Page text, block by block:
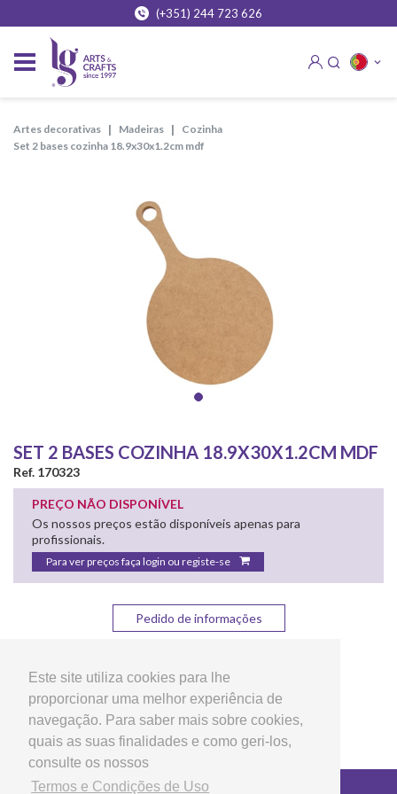
Este site utiliza cookies para lhe
proporcionar uma melhor experiência de
navegação. Para saber mais sobre cookies,
quais as suas finalidades e como geri-los,
consulte os nossos
Termos e Condições de Uso
(+351) 244 723 626
artes decorativas madeiras
cozinha
set 2 bases cozinha 18.9x30x1.2cm mdf
SET 2 BASES COZINHA 18.9X30X1.2CM MDF
Ref. 170323
PREÇO NÃO DISPONÍVEL
Os nossos preços estão disponíveis apenas para
profissionais.
Para ver preços faça login ou registe-se
Pedido de informações
Copyright © 2026 LG Arts Crafts Todos os direitos